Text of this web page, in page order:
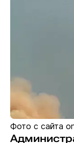
Фото с сайта